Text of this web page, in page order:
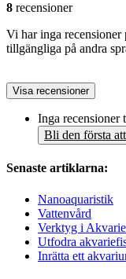
8 recensioner
Vi har inga recensioner
tillgängliga på andra
Visa recensioner
Inga recensioner
Bli den första
Senaste artiklarna:
Nanoaquaristik
Vattenvård
Verktyg i
Utfodra
Inrätta ett